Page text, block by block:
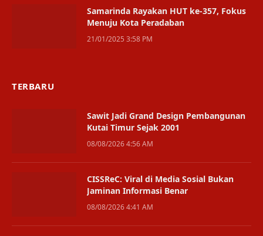
Samarinda Rayakan HUT ke-357, Fokus
Menuju Kota Peradaban
21/01/2025 3:58 PM
TERBARU
Sawit Jadi Grand Design Pembangunan
Kutai Timur Sejak 2001
08/08/2026 4:56 AM
CISSReC: Viral di Media Sosial Bukan
Jaminan Informasi Benar
08/08/2026 4:41 AM